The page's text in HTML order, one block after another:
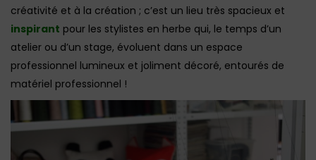
créativité et à la création ; c’est un lieu très spacieux et
inspirant pour les stylistes en herbe qui, le temps d’un
atelier ou d’un stage, évoluent dans un espace
professionnel lumineux et joliment décoré, entourés de
matériel professionnel !